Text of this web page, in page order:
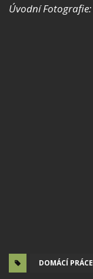
Úvodní Fotografie:
DOMÁCÍ PRÁCE